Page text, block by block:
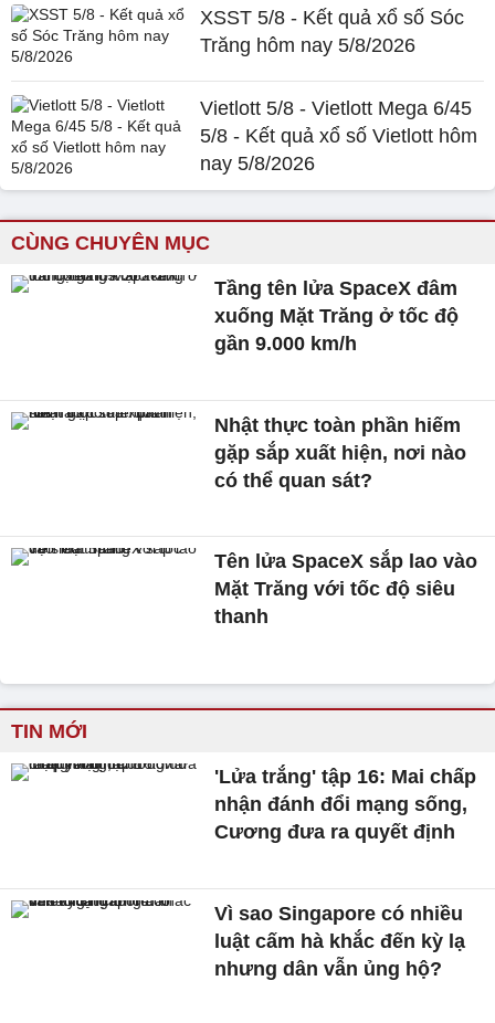
XSST 5/8 - Kết quả xổ số Sóc
Trăng hôm nay 5/8/2026
Vietlott 5/8 - Vietlott Mega 6/45
5/8 - Kết quả xổ số Vietlott hôm
nay 5/8/2026
CÙNG CHUYÊN MỤC
Tầng tên lửa SpaceX đâm
xuống Mặt Trăng ở tốc độ
gần 9.000 km/h
Nhật thực toàn phần hiếm
gặp sắp xuất hiện, nơi nào
có thể quan sát?
Tên lửa SpaceX sắp lao vào
Mặt Trăng với tốc độ siêu
thanh
TIN MỚI
'Lửa trắng' tập 16: Mai chấp
nhận đánh đổi mạng sống,
Cương đưa ra quyết định
Vì sao Singapore có nhiều
luật cấm hà khắc đến kỳ lạ
nhưng dân vẫn ủng hộ?